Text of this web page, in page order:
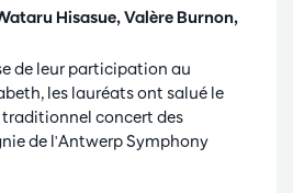
Hisasue, Valère Burnon,
de leur participation au
les lauréats ont salué le
concert des
de l'Antwerp Symphony